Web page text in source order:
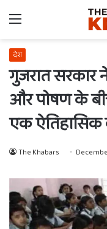
Menu
देश
गुजरात सरकार
और पोषण के
एक
The Khabars